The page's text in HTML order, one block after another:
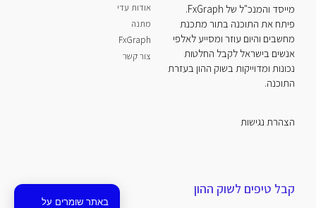
מייסד והמנכ"ל של FxGraph.
פיתח את התוכנה בתור מתכנת
מחשבים והיום עוזר ומסייע לאלפי
אנשים בישראל לקבל החלטות
נכונות ומדוייקות בשוק ההון בעזרת
התוכנה.
הצהרת נגישות
אודות עדי
מתנה
FxGraph
צור קשר
קבל טיפים לשוק ההון
באתר שומרים על